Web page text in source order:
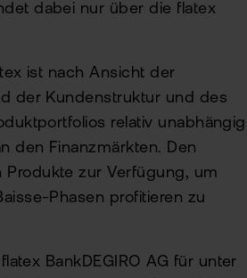
dabei nur über die flatex
ist nach Ansicht der
der Kundenstruktur und des
relativ unabhängig
den Finanzmärkten. Den
Produkte zur Verfügung, um
Phasen profitieren zu
BankDEGIRO AG für unter